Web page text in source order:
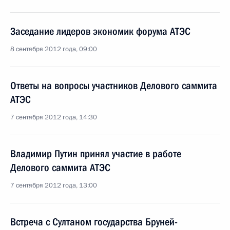
Заседание лидеров экономик форума АТЭС
8 сентября 2012 года, 09:00
Ответы на вопросы участников Делового саммита
АТЭС
7 сентября 2012 года, 14:30
Владимир Путин принял участие в работе
Делового саммита АТЭС
7 сентября 2012 года, 13:00
Встреча с Султаном государства Бруней-